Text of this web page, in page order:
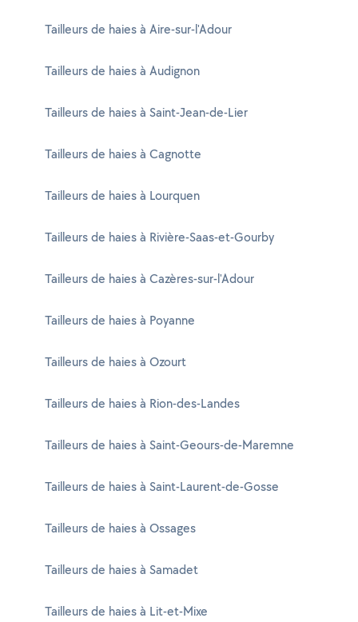
Tailleurs de haies à Aire-sur-l'Adour
Tailleurs de haies à Audignon
Tailleurs de haies à Saint-Jean-de-Lier
Tailleurs de haies à Cagnotte
Tailleurs de haies à Lourquen
Tailleurs de haies à Rivière-Saas-et-Gourby
Tailleurs de haies à Cazères-sur-l'Adour
Tailleurs de haies à Poyanne
Tailleurs de haies à Ozourt
Tailleurs de haies à Rion-des-Landes
Tailleurs de haies à Saint-Geours-de-Maremne
Tailleurs de haies à Saint-Laurent-de-Gosse
Tailleurs de haies à Ossages
Tailleurs de haies à Samadet
Tailleurs de haies à Lit-et-Mixe